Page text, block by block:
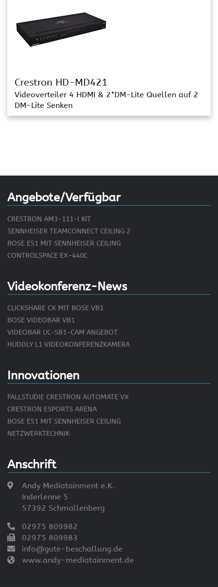
Crestron HD-MD421
Videoverteiler 4 HDMI & 2*DM-Lite Quellen auf 2
DM-Lite Senken
Anschrift
Andy Mediatainment e.K.
Inderlenne 5
57392 Schmallenberg
02975 809982
02975 809983
info@gute-beschallung.de
www.andy-mediatainment.de
Angebote/Verfügbar
Videokonferenz-News
Innovationen
CRESTRON AM3-111-I KIT
SENNHEISER TEAMCONNECT CEILING 2
BOSE ES1 MIT SENNHEISER CEILING
CONTROLSPACE EX-440C
CLICKSHARE CX MIT BOSE VB1
BOSE VIDEOBAR VB1
VIDEOBAR UC-SB1-CAM ANGEBOT
HUDDLY L1 VIDEOKONFERENZKAMERA
FALLSTUDIE CRESTRON AUTOMATE VX
CRESTRON ESPORTS ARENA
BOSE ES1 MIT SENNHEISER CEILING
NETZWERKTECHNIK